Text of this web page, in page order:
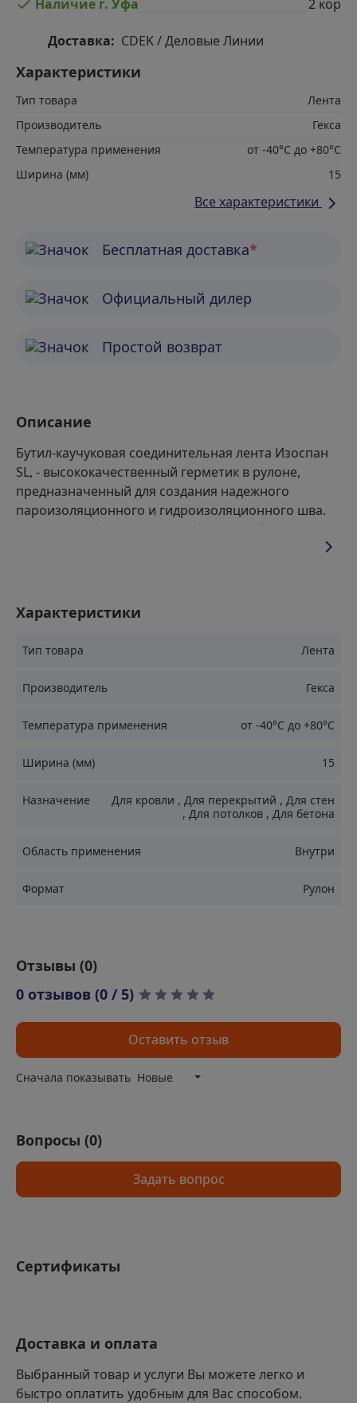
Наличие г. Уфа 2 кор
Доставка: CDEK / Деловые Линии
Характеристики
Тип товара
Лента
Производитель
Гекса
Температура применения
от -40°C до +80°C
Ширина (мм)
15
Все характеристики
Бесплатная доставка*
Официальный дилер
Простой возврат
Описание
Бутил-каучуковая соединительная лента Изоспан
SL, - высококачественный герметик в рулоне,
предназначенный для создания надежного
пароизоляционного и гидроизоляционного шва.
Материал обладает отличной адгезией к
Применение
ветрозащиты
Запечатывание мест прохода коммуникаций через
Обеспечение герметичности стыков в кровельных
Преимущества
Простота использования без специального
Характеристики
Тип товара Лента
Производитель Гекса
Температура применения от -40°C до +80°C
Ширина (мм) 15
Назначение Для кровли , Для перекрытий , Для стен
, Для потолков , Для бетона
Область применения Внутри
Формат Рулон
Отзывы (0)
0 отзывов (0 / 5)
Оставить отзыв
Сначала показывать Новые
Вопросы (0)
Задать вопрос
Сертификаты
Доставка и оплата
Выбранный товар и услуги Вы можете легко и
быстро оплатить удобным для Вас способом.